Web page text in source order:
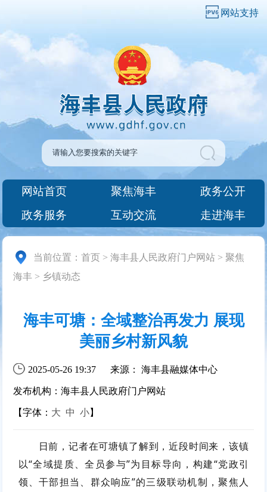
网站支持
网站首页 聚焦海丰
政务公开
政务服务
互动交流 走进海丰
当前位置：首页 >海丰县人民政府门户网站 >聚焦
海丰 > 乡镇动态
海丰可塘：全域整治再发力 展现
美丽乡村新风貌
2025-05-26 19:37 来源： 海丰县融媒体中心
发布机构：海丰县人民政府门户网站
【字体： 大 中 小】
日前，记者在可塘镇了解到，近段时间来，该镇
以“全域提质、全员参与”为目标导向，构建“党政引
领、干部担当、群众响应”的三级联动机制，聚焦人